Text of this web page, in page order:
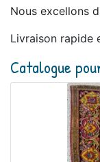
Nous excellons
Livraison rapide
Catalogue